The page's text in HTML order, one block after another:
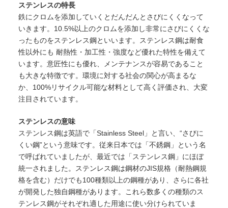
ステンレスの特長
鉄にクロムを添加していくとだんだんとさびにくくなって
いきます。10.5%以上のクロムを添加し非常にさびにくくな
ったものをステンレス鋼といいます。ステンレス鋼は耐食
性以外にも 耐熱性・加工性・強度など優れた特性を備えて
います。意匠性にも優れ、メンテナンスが容易であること
も大きな特徴です。環境に対する社会の関心が高まるな
か、100%リサイクル可能な材料として高く評価され、大変
注目されています。
ステンレスの意味
ステンレス鋼は英語で「Stainless Steel」と言い、“さびに
くい鋼”という意味です。従来日本では「不銹鋼」という名
で呼ばれていましたが、最近では「ステンレス鋼」にほぼ
統一されました。 ステンレス鋼は鋼材のJIS規格（耐熱鋼規
格を含む）だけでも100種類以上の鋼種があり、さらに各社
が開発した独自鋼種があります。これら数多くの種類のス
テンレス鋼がそれぞれ適した用途に使い分けられていま